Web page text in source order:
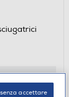
accettare